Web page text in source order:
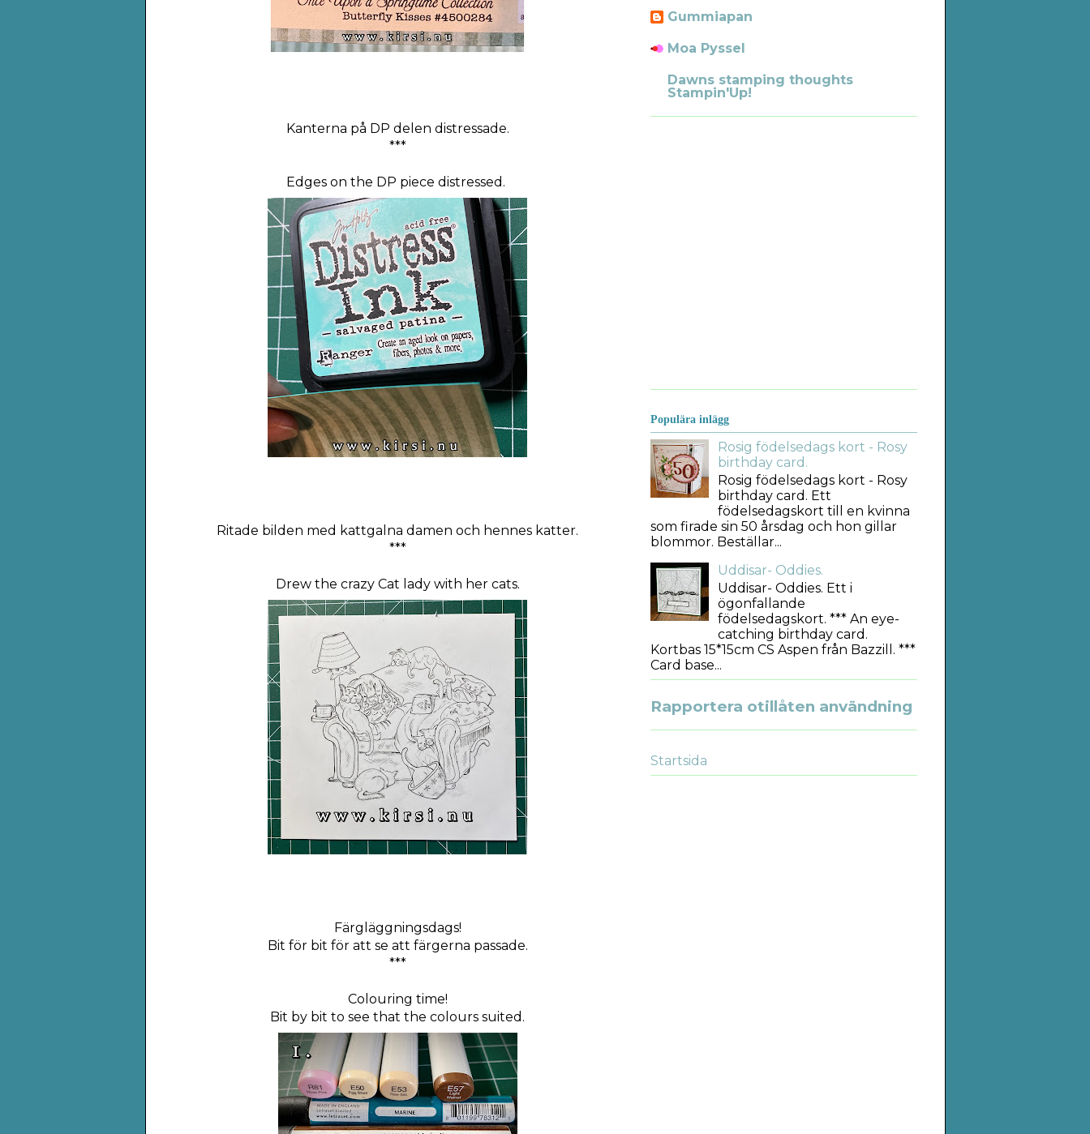
Kanterna på DP delen distressade.
***
Edges on the DP piece distressed.
Ritade bilden med kattgalna damen och hennes katter.
***
Drew the crazy Cat lady with her cats.
Färgläggningsdags!
Bit för bit för att se att färgerna passade.
***
Colouring time!
Bit by bit to see that the colours suited.
Gummiapan
Moa Pyssel
Dawns stamping thoughts
Stampin'Up!
Populära inlägg
Rosig födelsedags kort - Rosy
birthday card.
Rosig födelsedags kort - Rosy
birthday card. Ett
födelsedagskort till en kvinna
som firade sin 50 årsdag och hon gillar
blommor. Beställar...
Uddisar- Oddies.
Uddisar- Oddies. Ett i
ögonfallande
födelsedagskort. *** An eye-
catching birthday card.
Kortbas 15*15cm CS Aspen från Bazzill. ***
Card base...
Rapportera otillåten användning
Startsida